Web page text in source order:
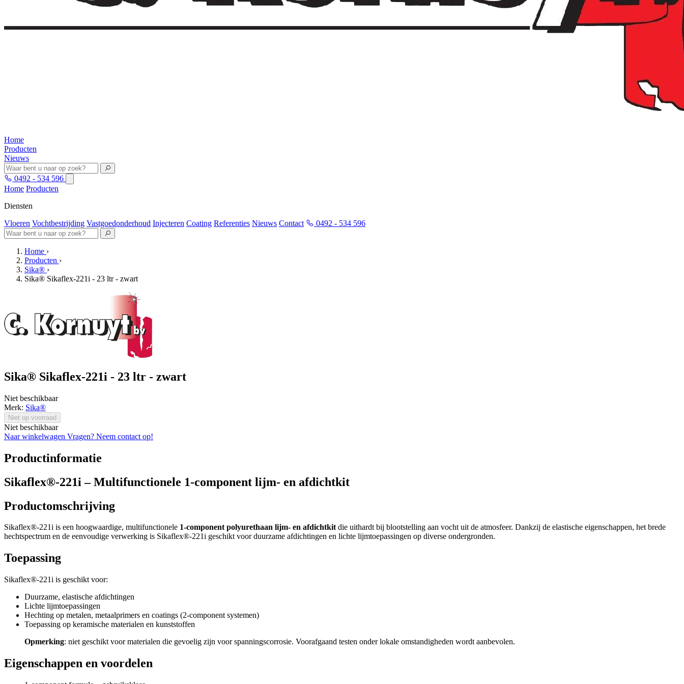
Home
Producten
Nieuws
0492 - 534 596
Home Producten
Diensten
Vloeren Vochtbestrijding Vastgoedonderhoud Injecteren Coating Referenties Nieuws Contact 0492 - 534 596
Home ›
Producten ›
Sika® ›
Sika® Sikaflex-221i - 23 ltr - zwart
Sika® Sikaflex-221i - 23 ltr - zwart
Niet beschikbaar
Merk: Sika®
Niet op voorraad
Niet beschikbaar
Naar winkelwagen Vragen? Neem contact op!
Productinformatie
Sikaflex®-221i – Multifunctionele 1-component lijm- en afdichtkit
Productomschrijving
Sikaflex®-221i is een hoogwaardige, multifunctionele 1-component polyurethaan lijm- en afdichtkitdie uithardt bij blootstelling aan vocht uit de atmosfeer. Dankzij de elastische eigenschappen, het brede
hechtspectrum en de eenvoudige verwerking is Sikaflex®-221i geschikt voor duurzame afdichtingen en lichte lijmtoepassingen op diverse ondergronden.
Toepassing
Sikaflex®-221i is geschikt voor:
Duurzame, elastische afdichtingen
Lichte lijmtoepassingen
Hechting op metalen, metaalprimers en coatings (2-component systemen)
Toepassing op keramische materialen en kunststoffen
Opmerking: niet geschikt voor materialen die gevoelig zijn voor spanningscorrosie. Voorafgaand testen onder lokale omstandigheden wordt aanbevolen.
Eigenschappen en voordelen